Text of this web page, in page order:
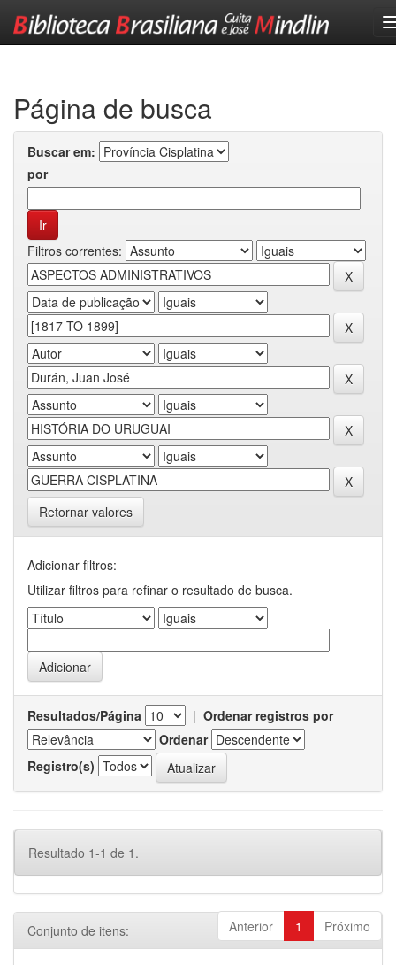
Página de busca
Buscar em:
por
Filtros correntes:
Retornar valores
Adicionar filtros:
Utilizar filtros para refinar o resultado de busca.
Resultados/Página | Ordenar registros por
Ordenar
Registro(s)
Resultado 1-1 de 1.
Anterior 1 Próximo
Conjunto de itens: